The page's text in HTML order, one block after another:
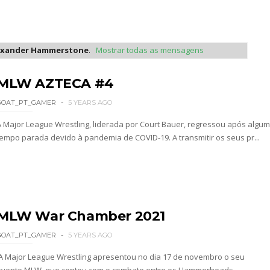
marca "Vice City" para Lola Vice
Jon Moxley salvou a identidade da empresa
perto de interromper combate de Brie Bella
sem Brie Bella
Hammerstone. Mostrar todas as mensagens
AZTECA #4
5 YEARS AGO
Major League Wrestling, liderada por Court Bauer, regressou após algum
parada devido à pandemia de COVID-19. A transmitir os seus pr...
War Chamber 2021
5 YEARS AGO
Major League Wrestling apresentou no dia 17 de novembro o seu